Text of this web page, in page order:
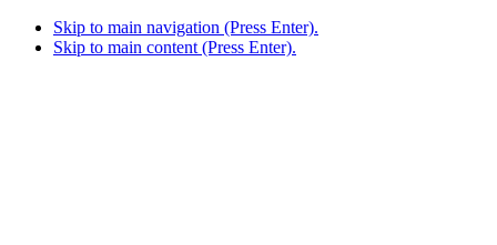
Skip to main navigation (Press Enter).
Skip to main content (Press Enter).